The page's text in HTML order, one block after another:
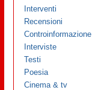
Interventi
Recensioni
Controinformazione
Interviste
Testi
Poesia
Cinema & tv